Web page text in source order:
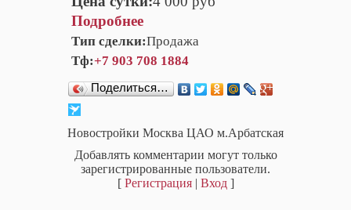
Подробнее
Тип сделки:Продажа
Тф:+7 903 708 1884
Поделиться…
Новостройки Москва ЦАО м.Арбатская
Добавлять комментарии могут только
зарегистрированные пользователи.
[ Регистрация| Вход]